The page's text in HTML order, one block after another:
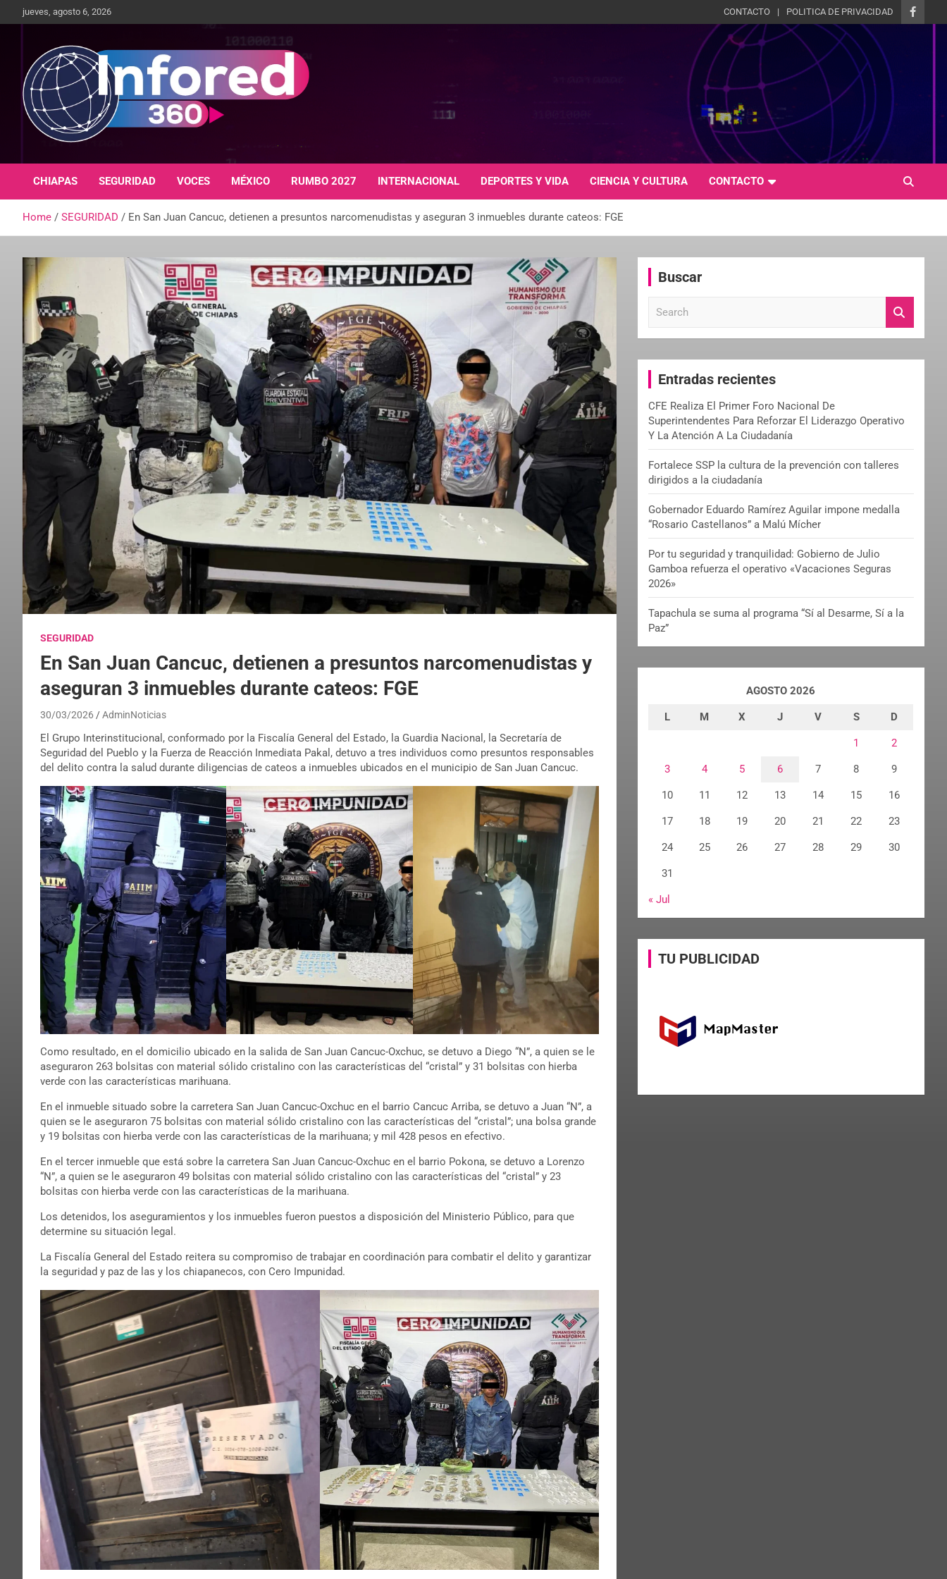
jueves, agosto 6, 2026 CONTACTO POLITICA DE PRIVACIDAD
infored360.mx
CHIAPAS SEGURIDAD VOCES MÉXICO RUMBO 2027 INTERNACIONAL DEPORTES Y VIDA CIENCIA Y CULTURA CONTACTO
Home SEGURIDAD En San Juan Cancuc, detienen a presuntos narcomenudistas y aseguran 3 inmuebles durante cateos: FGE
SEGURIDAD
En San Juan Cancuc, detienen a presuntos narcomenudistas y
aseguran 3 inmuebles durante cateos: FGE
30/03/2026 AdminNoticias
El Grupo Interinstitucional, conformado por la Fiscalía General del Estado, la Guardia Nacional, la Secretaría de
Seguridad del Pueblo y la Fuerza de Reacción Inmediata Pakal, detuvo a tres individuos como presuntos responsables
del delito contra la salud durante diligencias de cateos a inmuebles ubicados en el municipio de San Juan Cancuc.
Como resultado, en el domicilio ubicado en la salida de San Juan Cancuc-Oxchuc, se detuvo a Diego “N”, a quien se le
aseguraron 263 bolsitas con material sólido cristalino con las características del “cristal” y 31 bolsitas con hierba
verde con las características marihuana.
En el inmueble situado sobre la carretera San Juan Cancuc-Oxchuc en el barrio Cancuc Arriba, se detuvo a Juan “N”, a
quien se le aseguraron 75 bolsitas con material sólido cristalino con las características del “cristal”; una bolsa grande
y 19 bolsitas con hierba verde con las características de la marihuana; y mil 428 pesos en efectivo.
En el tercer inmueble que está sobre la carretera San Juan Cancuc-Oxchuc en el barrio Pokona, se detuvo a Lorenzo
“N”, a quien se le aseguraron 49 bolsitas con material sólido cristalino con las características del “cristal” y 23
bolsitas con hierba verde con las características de la marihuana.
Los detenidos, los aseguramientos y los inmuebles fueron puestos a disposición del Ministerio Público, para que
determine su situación legal.
La Fiscalía General del Estado reitera su compromiso de trabajar en coordinación para combatir el delito y garantizar
la seguridad y paz de las y los chiapanecos, con Cero Impunidad.
Buscar
c
Entradas recientes
CFE Realiza El Primer Foro Nacional De
Superintendentes Para Reforzar El Liderazgo Operativo
Y La Atención A La Ciudadanía
Fortalece SSP la cultura de la prevención con talleres
dirigidos a la ciudadanía
Gobernador Eduardo Ramírez Aguilar impone medalla
“Rosario Castellanos” a Malú Mícher
Por tu seguridad y tranquilidad: Gobierno de Julio
Gamboa refuerza el operativo «Vacaciones Seguras
2026»
Tapachula se suma al programa “Sí al Desarme, Sí a la
Paz”
AGOSTO 2026
L M X J V S D
1 2
3 4 5 6 7 8 9
10 11 12 13 14 15 16
17 18 19 20 21 22 23
24 25 26 27 28 29 30
31
« Jul
TU PUBLICIDAD